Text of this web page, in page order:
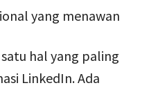
yang menawan
hal yang paling
LinkedIn. Ada